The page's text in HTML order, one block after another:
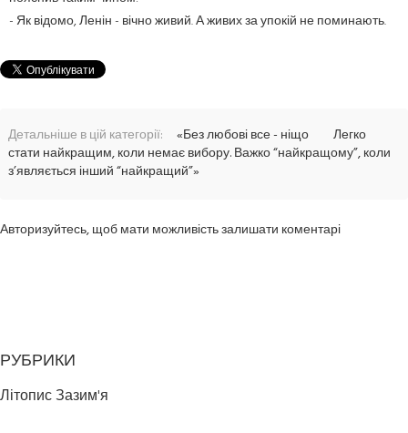
- Як відомо, Ленін - вічно живий. А живих за упокій не поминають.
Детальніше в цій категорії: «Без любові все - ніщо
Легко
стати найкращим, коли немає вибору. Важко “найкращому”, коли
з’являється інший “найкращий”»
Авторизуйтесь, щоб мати можливість залишати коментарі
РУБРИКИ
Літопис Зазим'я